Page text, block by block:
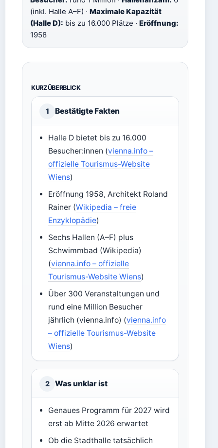
(inkl. Halle A–F) · Maximale Kapazität
(Halle D): bis zu 16.000 Plätze · Eröffnung:
1958
KURZÜBERBLICK
1 Bestätigte Fakten
Halle D bietet bis zu 16.000
Besucher:innen (vienna.info –
offizielle Tourismus-Website
Wiens)
Eröffnung 1958, Architekt Roland
Rainer (Wikipedia – freie
Enzyklopädie)
Sechs Hallen (A–F) plus
Schwimmbad (Wikipedia)
(vienna.info – offizielle
Tourismus-Website Wiens)
Über 300 Veranstaltungen und
rund eine Million Besucher
jährlich (vienna.info) (vienna.info
– offizielle Tourismus-Website
Wiens)
2 Was unklar ist
Genaues Programm für 2027 wird
erst ab Mitte 2026 erwartet
Ob die Stadthalle tatsächlich